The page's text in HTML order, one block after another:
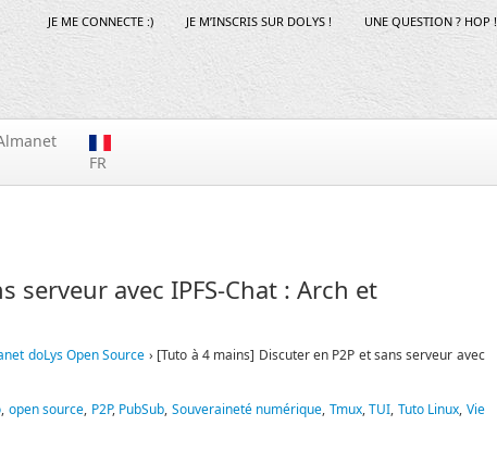
JE ME CONNECTE :) JE M’INSCRIS SUR DOLYS ! UNE QUESTION ? HOP !
FR
serveur avec IPFS-Chat : Arch et
doLys Open Source › [Tuto à 4 mains] Discuter en P2P et sans serveur avec
, open source, P2P, PubSub, Souveraineté numérique, Tmux,TUI, Tuto Linux, Vie